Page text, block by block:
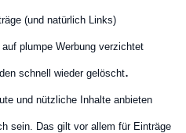
(und natürlich Links)
plumpe Werbung verzichtet
schnell wieder gelöscht.
und nützliche Inhalte anbieten
sein. Das gilt vor allem für Einträge